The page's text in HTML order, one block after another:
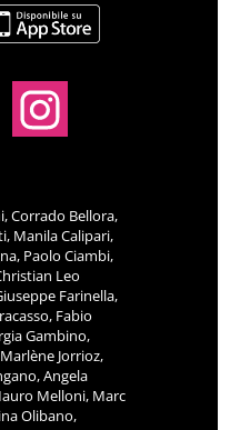
Corrado Bellora,
Manila Calipari,
Paolo Ciambi,
Leo
Farinella,
Fabio
Gambino,
Jorrioz,
Angela
Melloni, Marc
Olibano,